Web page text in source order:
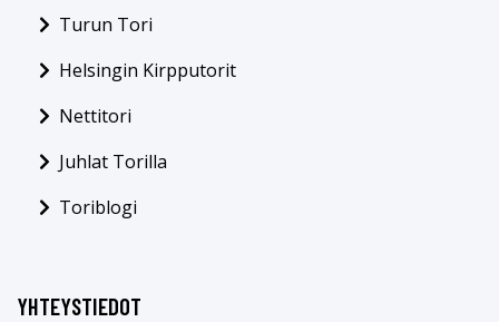
Turun Tori
Helsingin Kirpputorit
Nettitori
Juhlat Torilla
Toriblogi
YHTEYSTIEDOT